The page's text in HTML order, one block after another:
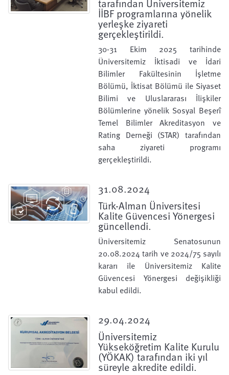
tarafından Üniversitemiz
İİBF programlarına yönelik
yerleşke ziyareti
gerçekleştirildi.
30-31 Ekim 2025 tarihinde
Üniversitemiz İktisadi ve İdari
Bilimler Fakültesinin İşletme
Bölümü, İktisat Bölümü ile Siyaset
Bilimi ve Uluslararası İlişkiler
Bölümlerine yönelik Sosyal Beşerî
Temel Bilimler Akreditasyon ve
Rating Derneği (STAR) tarafından
saha ziyareti programı
gerçekleştirildi.
31.08.2024
Türk-Alman Üniversitesi
Kalite Güvencesi Yönergesi
güncellendi.
Üniversitemiz Senatosunun
20.08.2024 tarih ve 2024/75 sayılı
kararı ile Üniversitemiz Kalite
Güvencesi Yönergesi değişikliği
kabul edildi.
29.04.2024
Üniversitemiz
Yükseköğretim Kalite Kurulu
(YÖKAK) tarafından iki yıl
süreyle akredite edildi.